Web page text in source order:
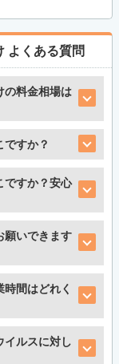
よくある質問
の料金相場は
すか？
ですか？安心
願いできます
間はどれく
イルスに対し